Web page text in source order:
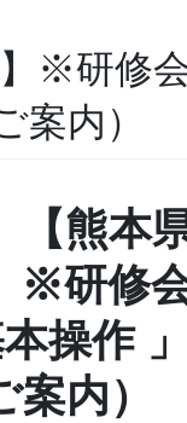
※研修会
内）
【熊本
※研修
操作
内）